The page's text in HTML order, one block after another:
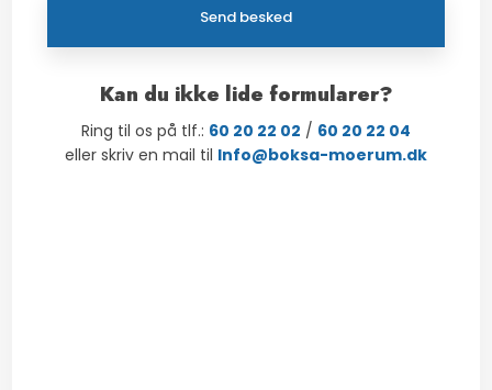
​Kan du ikke lide formularer?
Ring til os på tlf.: 60 20 22 02 / 60 20 22 04
​eller skriv en mail til Info@boksa-moerum.dk